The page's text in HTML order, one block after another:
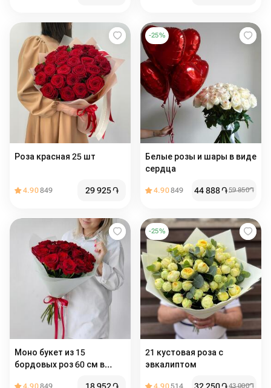
Роза красная 25 шт
4.90849 29 925֏
-25%
Белые розы и шары в виде
сердца
4.90849 44 888֏59 850֏
Моно букет из 15
бордовых роз 60 см в
4.90849
-25%
21 кустовая роза с
эвкалиптом
4.90514 43 000֏